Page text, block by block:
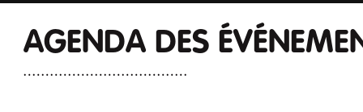
AGENDA DES